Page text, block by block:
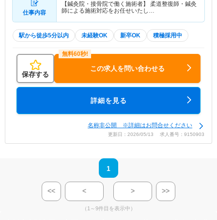
仕事内容
【鍼灸院・接骨院で働く施術者】 柔道整復師・鍼灸
師による施術対応をお任せいたし…
駅から徒歩5分以内 未経験OK 新卒OK 積極採用中
保存する
この求人を問い合わせる
詳細を見る
名称非公開 ※詳細はお問合せください
更新日：2026/05/13 求人番号：9150903
1
<< < > >>
（1～9件目を表示中）